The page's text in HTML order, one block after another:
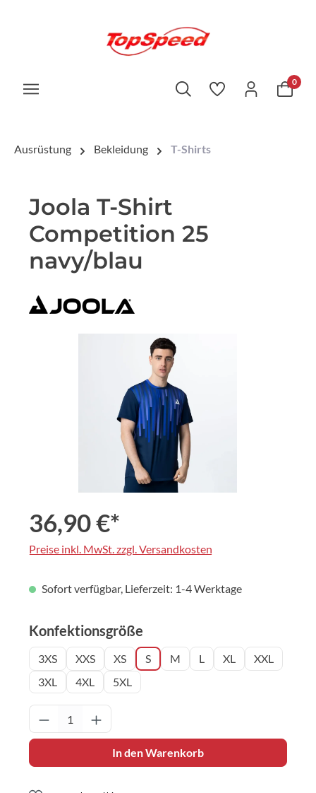
0
Ausrüstung Bekleidung T-Shirts
Joola T-Shirt
Competition 25
navy/blau
Bildergalerie überspringen
36,90 €*
Preise inkl. MwSt. zzgl. Versandkosten
Sofort verfügbar, Lieferzeit: 1-4 Werktage
Konfektionsgröße
3XS XXS XS S M L XL
XXL
3XL
4XL 5XL
Produkt Anzahl: Gib den gewünschten
In den Warenkorb